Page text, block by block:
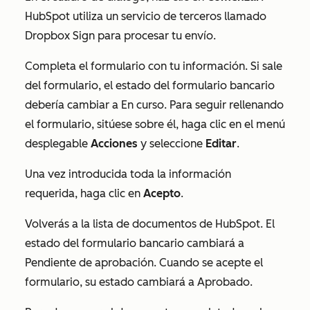
HubSpot utiliza un servicio de terceros llamado
Dropbox Sign para procesar tu envío.
Completa el formulario con tu información. Si sale
del formulario, el estado del formulario bancario
debería cambiar a En curso. Para seguir rellenando
el formulario, sitúese sobre él, haga clic en el menú
desplegable Acciones y seleccione Editar.
Una vez introducida toda la información
requerida, haga clic en Acepto.
Volverás a la lista de documentos de HubSpot. El
estado del formulario bancario cambiará a
Pendiente de aprobación. Cuando se acepte el
formulario, su estado cambiará a Aprobado.